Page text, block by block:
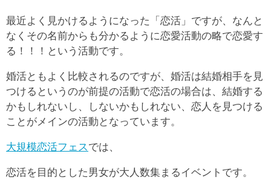
最近よく見かけるようになった「恋活」ですが、なんと
なくその名前からも分かるように恋愛活動の略で恋愛す
る！！！という活動です。
婚活ともよく比較されるのですが、婚活は結婚相手を見
つけるというのが前提の活動で恋活の場合は、結婚する
かもしれないし、しないかもしれない、恋人を見つける
ことがメインの活動となっています。
大規模恋活フェスでは、
恋活を目的とした男女が大人数集まるイベントです。